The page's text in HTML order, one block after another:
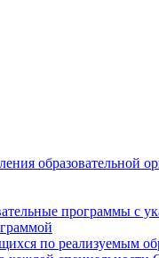
образовательной
программы с
по реализуемым